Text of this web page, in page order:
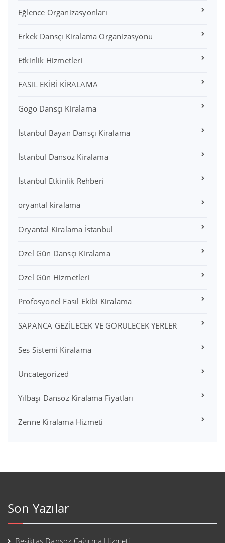
Eğlence Organizasyonları
Erkek Dansçı Kiralama Organizasyonu
Etkinlik Hizmetleri
FASIL EKİBİ KİRALAMA
Gogo Dansçı Kiralama
İstanbul Bayan Dansçı Kiralama
İstanbul Dansöz Kiralama
İstanbul Etkinlik Rehberi
oryantal kiralama
Oryantal Kiralama İstanbul
Özel Gün Dansçı Kiralama
Özel Gün Hizmetleri
Profosyonel Fasıl Ekibi Kiralama
SAPANCA GEZİLECEK VE GÖRÜLECEK YERLER
Ses Sistemi Kiralama
Uncategorized
Yılbaşı Dansöz Kiralama Fiyatları
Zenne Kiralama Hizmeti
Son Yazılar